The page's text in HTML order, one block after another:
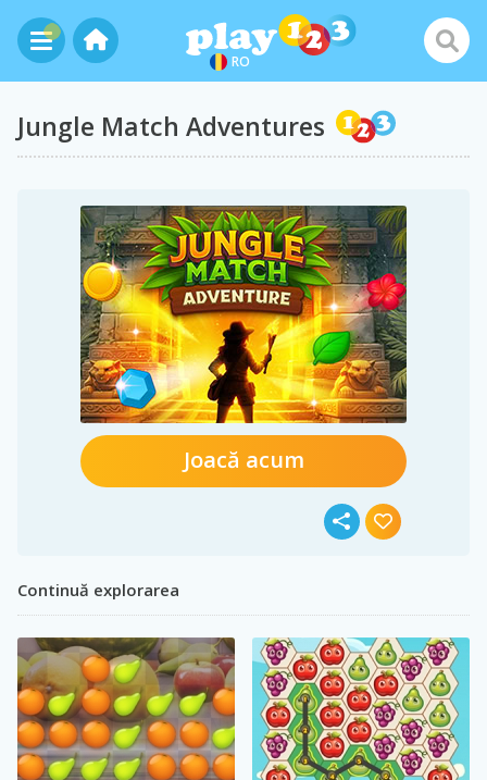
RO
Jungle Match Adventures
Joacă acum
Continuă explorarea